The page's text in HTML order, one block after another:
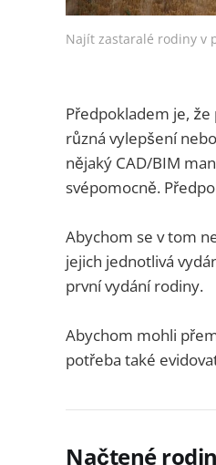
Najít zastaralé rodiny v
Předpokladem je,
různá vylepšení
nějaký CAD/BIM
svépomocně.
Abychom se v tom
jejich jednotlivá
první vydání rodiny.
Abychom mohli
potřeba také
Načtené